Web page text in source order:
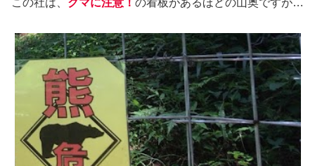
この社は、 クマに注意！ の看板があるほどの山奥ですが…